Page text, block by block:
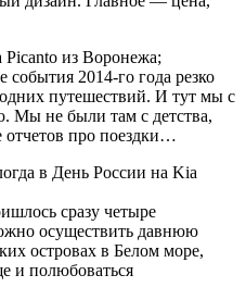
из Воронежа;
2014-го года резко
путешествий. И тут мы с
Мы не были там с детства,
про поездки…
в День России на Kia
сразу четыре
осуществить давнюю
островах в Белом море,
и полюбоваться